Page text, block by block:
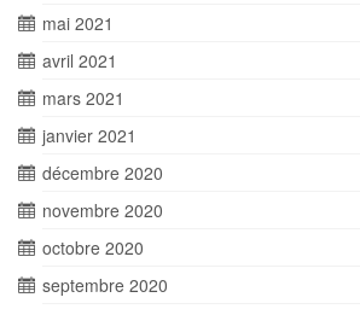
mai 2021
avril 2021
mars 2021
janvier 2021
décembre 2020
novembre 2020
octobre 2020
septembre 2020